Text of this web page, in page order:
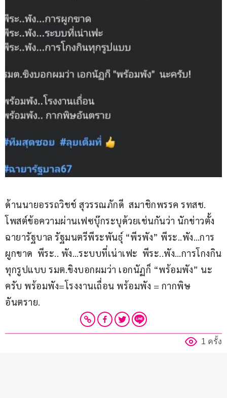
ด้านนายอรรถวิชช์ สุวรรณภักดี  สมาชิกพรรค รทสช.
โพสต์ข้อความผ่านเฟซบุ๊กระบุด้วยเช่นกันว่า นักข่าวตั้ง
ฉายารัฐบาล รัฐมนตรีพีระพันธุ์ “พีรพัง” พีระ..พัง…การ
ผูกขาด  พีระ.. พัง…ระบบที่เน่าเฟะ  พีระ..พัง…การโกงกิน
ทุกรูปแบบ รมต.ขิงบอกผมว่า เอกนัฏก็ “พร้อมพัง” นะ
ครับ พร้อมพัง=โรงงานเถื่อน พร้อมพัง = กากพิษ
อันตราย.
1 ครั้ง